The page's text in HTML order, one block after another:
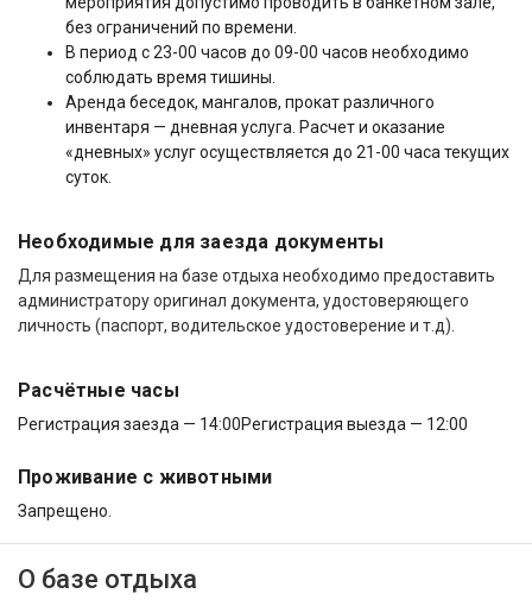
без ограничений по времени.
В период с 23-00 часов до 09-00 часов необходимо
соблюдать время тишины.
Аренда беседок, мангалов, прокат различного
инвентаря — дневная услуга. Расчет и оказание
«дневных» услуг осуществляется до 21-00 часа текущих
суток.
Необходимые для заезда документы
Для размещения на базе отдыха необходимо предоставить
администратору оригинал документа, удостоверяющего
личность (паспорт, водительское удостоверение и т.д).
Расчётные часы
Регистрация заезда — 14:00Регистрация выезда — 12:00
Проживание с животными
Запрещено.
О базе отдыха